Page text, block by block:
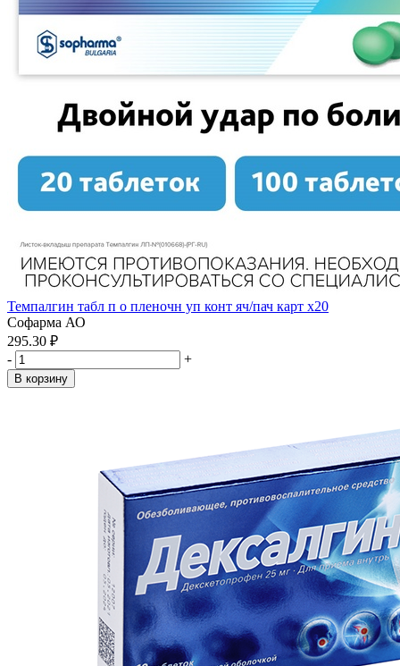
Темпалгин табл п о пленочн уп конт яч/пач карт x20
Софарма АО
295.30 ₽
-
+
В корзину